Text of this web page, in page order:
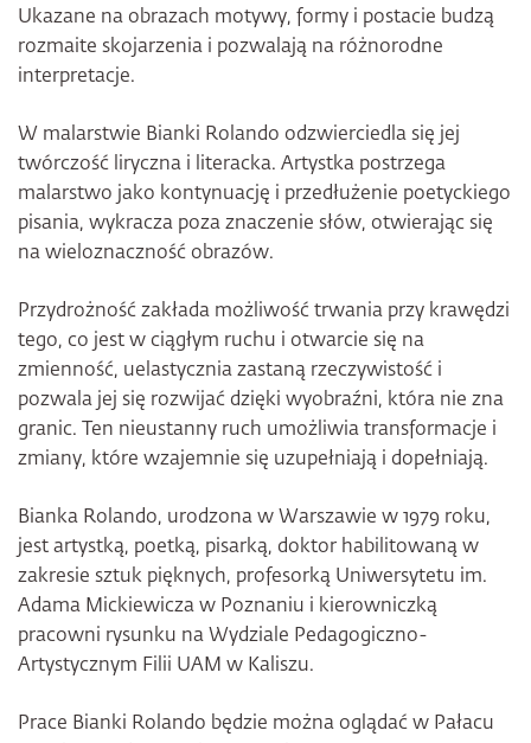
Ukazane na obrazach motywy, formy i postacie budzą
rozmaite skojarzenia i pozwalają na różnorodne
interpretacje.
W malarstwie Bianki Rolando odzwierciedla się jej
twórczość liryczna i literacka. Artystka postrzega
malarstwo jako kontynuację i przedłużenie poetyckiego
pisania, wykracza poza znaczenie słów, otwierając się
na wieloznaczność obrazów.
Przydrożność zakłada możliwość trwania przy krawędzi
tego, co jest w ciągłym ruchu i otwarcie się na
zmienność, uelastycznia zastaną rzeczywistość i
pozwala jej się rozwijać dzięki wyobraźni, która nie zna
granic. Ten nieustanny ruch umożliwia transformacje i
zmiany, które wzajemnie się uzupełniają i dopełniają.
Bianka Rolando, urodzona w Warszawie w 1979 roku,
jest artystką, poetką, pisarką, doktor habilitowaną w
zakresie sztuk pięknych, profesorką Uniwersytetu im.
Adama Mickiewicza w Poznaniu i kierowniczką
pracowni rysunku na Wydziale Pedagogiczno-
Artystycznym Filii UAM w Kaliszu.
Prace Bianki Rolando będzie można oglądać w Pałacu